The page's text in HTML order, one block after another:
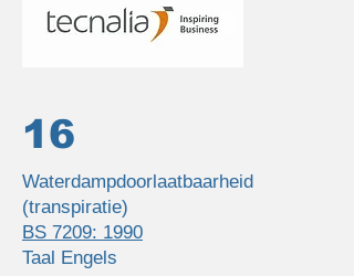
16
Waterdampdoorlaatbaarheid
(transpiratie)
BS 7209: 1990
Taal Engels